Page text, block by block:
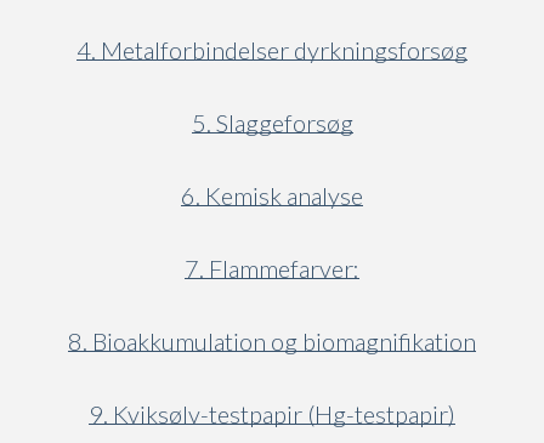
4. Metalforbindelser dyrkningsforsøg
5. Slaggeforsøg
6. Kemisk analyse
7. Flammefarver:
8. Bioakkumulation og biomagnifikation
9. Kviksølv-testpapir (Hg-testpapir)